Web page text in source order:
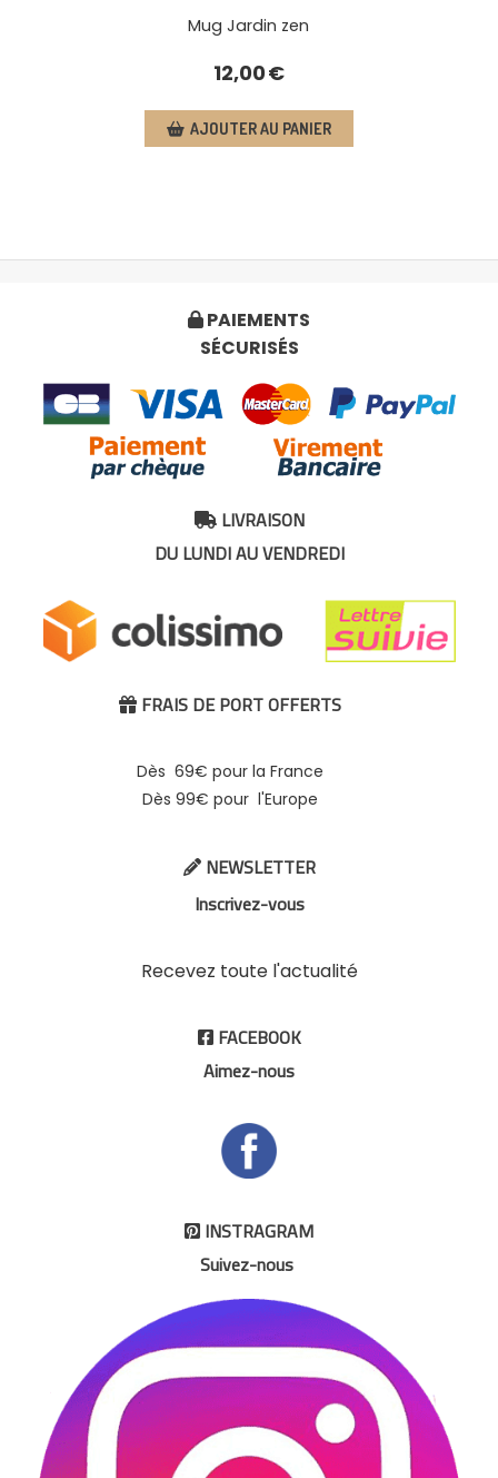
Mug Jardin zen
12,00€
AJOUTER AU PANIER
 PAIEMENTS
SÉCURISÉS
LIVRAISON
DU LUNDI AU VENDREDI
 FRAIS DE PORT OFFERTS
Dès 69€ pour la France
Dès 99€ pour l'Europe
NEWSLETTER
Inscrivez-vous
Recevez toute l'actualité
FACEBOOK
Aimez-nous
 INSTRAGRAM
Suivez-nous